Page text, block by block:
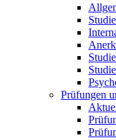
Prüfungen